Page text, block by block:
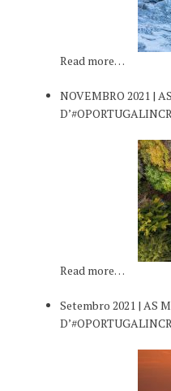
Read more…
NOVEMBRO 2021 |
Read more…
Setembro 2021 | AS